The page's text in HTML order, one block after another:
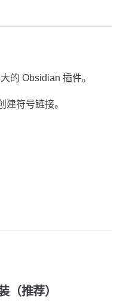
的 Obsidian 插件。
建符号链接。
（推荐）